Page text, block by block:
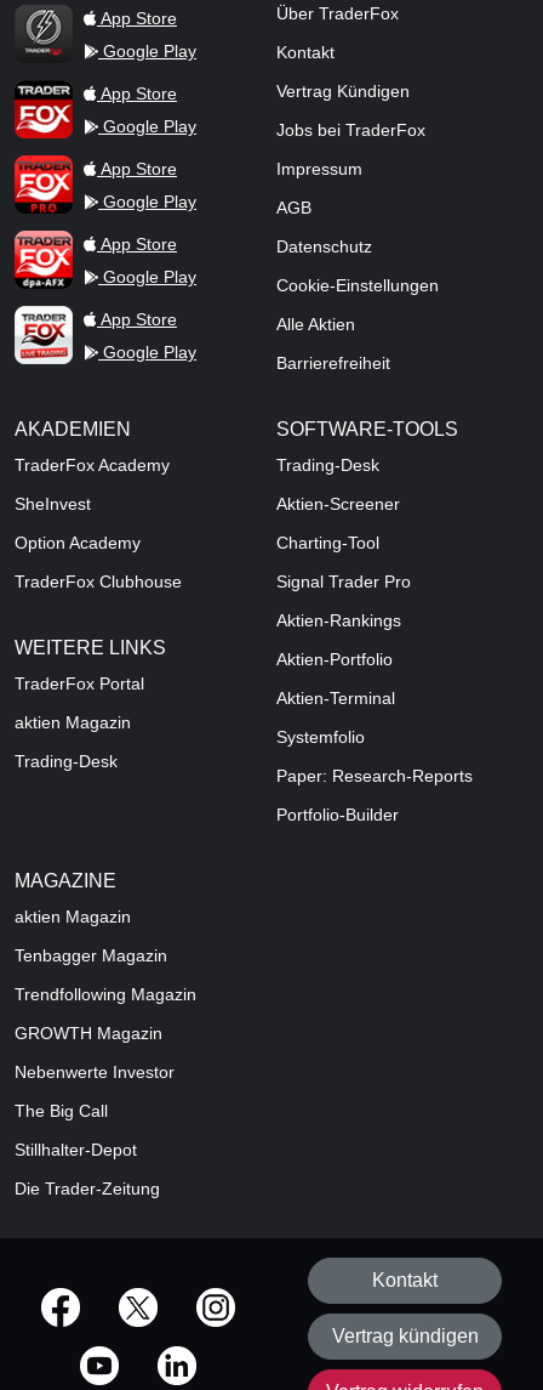
TraderFox Flash
App Store
Google Play
TraderFox AppApp Store
Google Play
TraderFox ProApp Store
Google Play
TraderFox dpa-AFX ProFeed
App Store
Google Play
TraderFox Live Trading
App Store
Google Play
Über TraderFox
Kontakt
Vertrag Kündigen
Jobs bei TraderFox
Impressum
AGB
Datenschutz
Cookie-Einstellungen
Alle Aktien
Barrierefreiheit
AKADEMIEN
TraderFox Academy
SheInvest
Option Academy
TraderFox Clubhouse
WEITERE LINKS
TraderFox Portal
aktien Magazin
Trading-Desk
SOFTWARE-TOOLS
Trading-Desk
Aktien-Screener
Charting-Tool
Signal Trader Pro
Aktien-Rankings
Aktien-Portfolio
Aktien-Terminal
Systemfolio
Paper: Research-Reports
Portfolio-Builder
MAGAZINE
aktien Magazin
Tenbagger Magazin
Trendfollowing Magazin
GROWTH Magazin
Nebenwerte Investor
The Big Call
Stillhalter-Depot
Die Trader-Zeitung
offizielle Social Media-Accounts
Kontakt
Vertrag kündigen